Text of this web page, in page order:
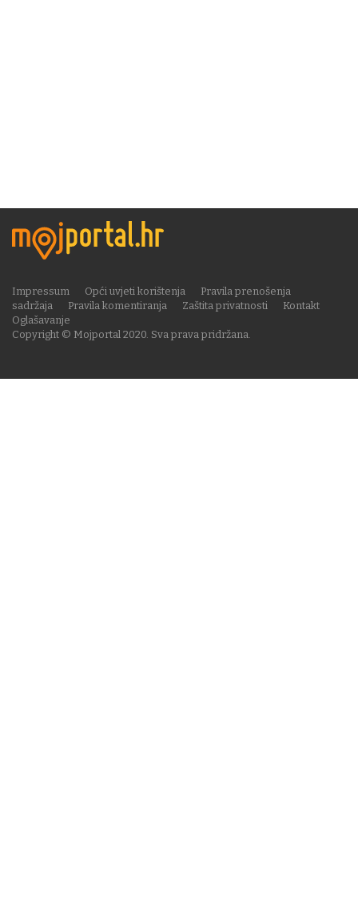
Copyright © Mojportal 2020. Sva prava pridržana.
Impressum Opći uvjeti korištenja
Pravila prenošenja
sadržaja
Pravila komentiranja Zaštita privatnosti
Kontakt
Oglašavanje